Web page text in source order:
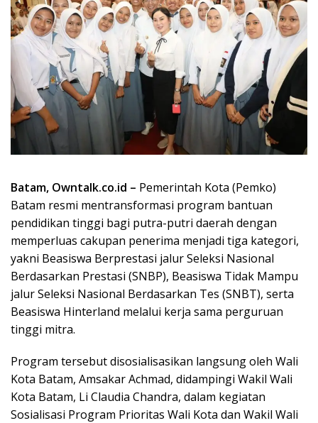
Batam, Owntalk.co.id – Pemerintah Kota (Pemko)
Batam resmi mentransformasi program bantuan
pendidikan tinggi bagi putra-putri daerah dengan
memperluas cakupan penerima menjadi tiga kategori,
yakni Beasiswa Berprestasi jalur Seleksi Nasional
Berdasarkan Prestasi (SNBP), Beasiswa Tidak Mampu
jalur Seleksi Nasional Berdasarkan Tes (SNBT), serta
Beasiswa Hinterland melalui kerja sama perguruan
tinggi mitra.
Program tersebut disosialisasikan langsung oleh Wali
Kota Batam, Amsakar Achmad, didampingi Wakil Wali
Kota Batam, Li Claudia Chandra, dalam kegiatan
Sosialisasi Program Prioritas Wali Kota dan Wakil Wali